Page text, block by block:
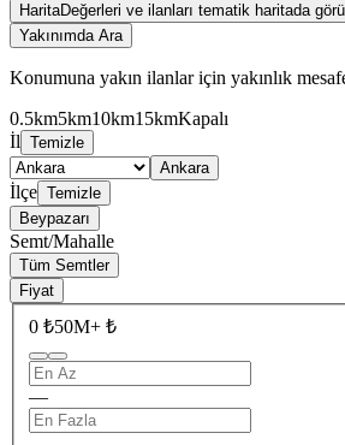
HaritaDeğerleri ve ilanları tematik haritada
Yakınımda Ara
Konumuna yakın ilanlar için yakınlık
0.5km5km10km15kmKapalı
İl Temizle
Ankara
İlçe Temizle
Beypazarı
Semt/Mahalle
Tüm Semtler
Fiyat
0 ₺50M+ ₺
—